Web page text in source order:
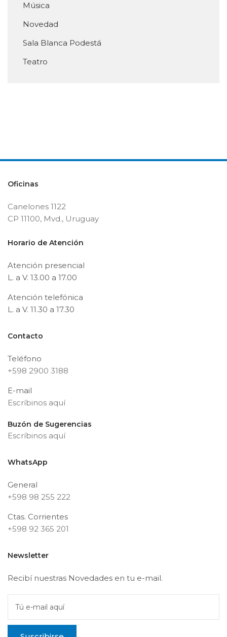
Música
Novedad
Sala Blanca Podestá
Teatro
Oficinas
Canelones 1122
CP 11100, Mvd., Uruguay
Horario de Atención
Atención presencial
L. a V. 13.00 a 17.00
Atención telefónica
L. a V. 11.30 a 17.30
Contacto
Teléfono
+598 2900 3188
E-mail
Escríbinos aquí
Buzón de Sugerencias
Escríbinos aquí
WhatsApp
General
+598 98 255 222
Ctas. Corrientes
+598 92 365 201
Newsletter
Recibí nuestras Novedades en tu e-mail.
Tú e-mail aquí